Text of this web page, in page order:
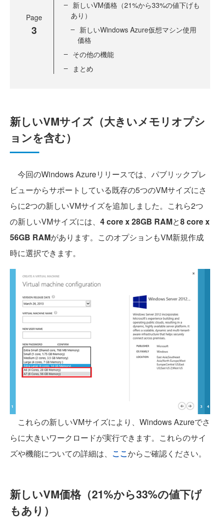
Page
3
新しいVM価格（21%から33%の値下げも
あり）
新しいWindows Azure仮想マシン使用
価格
その他の機能
まとめ
新しいVMサイズ（大きいメモリオプシ
ョンを含む）
今回のWindows Azureリリースでは、パブリックプレ
ビューからサポートしている既存の5つのVMサイズにさ
らに2つの新しいVMサイズを追加しました。これら2つ
の新しいVMサイズには、 4 core x 28GB RAMと8 core x
56GB RAMがあります。このオプションもVM新規作成
時に選択できます。
これらの新しいVMサイズにより、Windows Azureでさ
らに大きいワークロードが実行できます。これらのサイ
ズや機能についての詳細は、 ここからご確認ください。
新しいVM価格（21%から33%の値下げ
もあり）